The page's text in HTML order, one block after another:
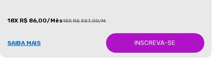
18X R$ 86,00/Mês18X R$ 387,00/Mês
SAIBA MAIS INSCREVA-SE